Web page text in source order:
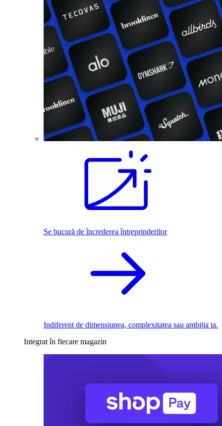
Se bucură de încrederea întreprinderilor
Indiferent de dimensiunea, complexitatea sau ambiția ta.
Integrat în fiecare magazin